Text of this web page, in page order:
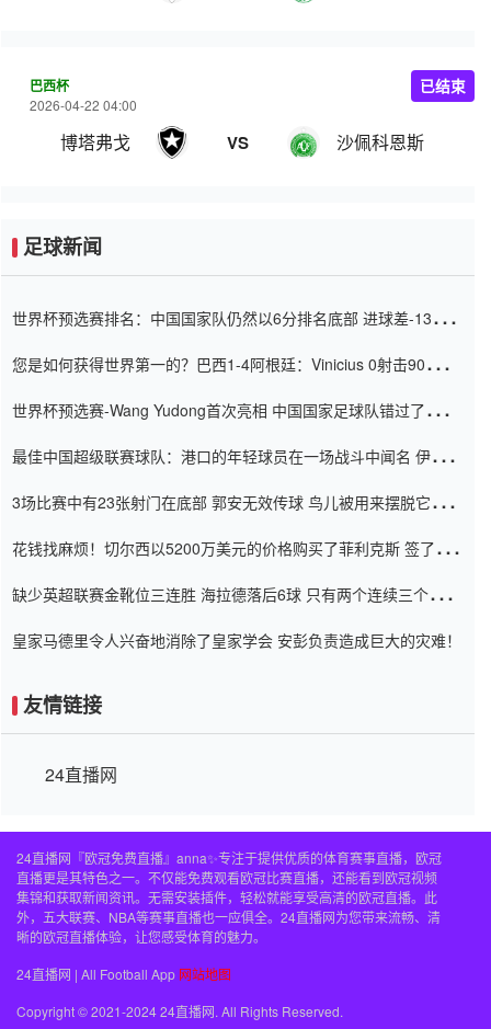
巴西杯
2026-04-22 04:00
博塔弗戈 VS 沙佩科恩斯
已结束
足球新闻
世界杯预选赛排名：中国国家队仍然以6分排名底部 进球差-13令人
您是如何获得世界第一的？巴西1-4阿根廷：Vinicius 0射击90分钟
世界杯预选赛-Wang Yudong首次亮相 中国国家足球队错过了世界
最佳中国超级联赛球队：港口的年轻球员在一场战斗中闻名 伊万放
3场比赛中有23张射门在底部 郭安无效传球 鸟儿被用来摆脱它
花钱找麻烦！切尔西以5200万美元的价格购买了菲利克斯 签了7年
缺少英超联赛金靴位三连胜 海拉德落后6球 只有两个连续三个连续
皇家马德里令人兴奋地消除了皇家学会 安彭负责造成巨大的灾难！
友情链接
24直播网
24直播网『欧冠免费直播』anna✨专注于提供优质的体育赛事直播，欧冠
直播更是其特色之一。不仅能免费观看欧冠比赛直播，还能看到欧冠视频
集锦和获取新闻资讯。无需安装插件，轻松就能享受高清的欧冠直播。此
外，五大联赛、NBA等赛事直播也一应俱全。24直播网为您带来流畅、清
晰的欧冠直播体验，让您感受体育的魅力。
24直播网 | All Football App 网站地图
Copyright © 2021-2024 24直播网. All Rights Reserved.